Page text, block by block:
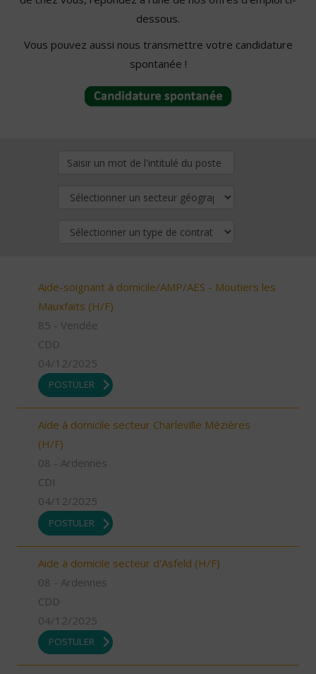
dessous.
Vous pouvez aussi nous transmettre votre candidature
spontanée !
Aide-soignant à domicile/AMP/AES - Moutiers les
Mauxfaits (H/F)
85 - Vendée
CDD
04/12/2025
POSTULER
Aide à domicile secteur Charleville Mézières
(H/F)
08 - Ardennes
CDI
04/12/2025
POSTULER
Aide à domicile secteur d'Asfeld (H/F)
08 - Ardennes
CDD
04/12/2025
POSTULER